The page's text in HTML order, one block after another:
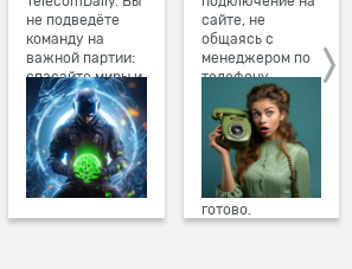
не подведёте
команду на
важной партии:
спасайте миры и
побеждайте с
друзьями в
онлайн-играх.
сайте, не
общаясь с
менеджером по
телефону.
Просто в три
клика заполните
форму заявки на
сайте, выберите
дату и время
подключения,
готово.